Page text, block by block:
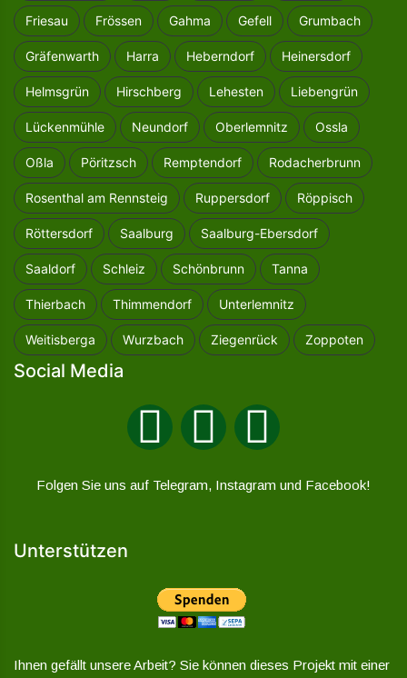
Friesau Frössen Gahma Gefell Grumbach
Gräfenwarth Harra Heberndorf Heinersdorf
Helmsgrün Hirschberg Lehesten Liebengrün
Lückenmühle Neundorf Oberlemnitz Ossla
Oßla Pöritzsch Remptendorf Rodacherbrunn
Rosenthal am Rennsteig Ruppersdorf Röppisch
Röttersdorf Saalburg Saalburg-Ebersdorf
Saaldorf Schleiz Schönbrunn Tanna
Thierbach Thimmendorf Unterlemnitz
Weitisberga Wurzbach Ziegenrück Zoppoten
Social Media
Folgen Sie uns auf Telegram, Instagram und Facebook!
Unterstützen
Ihnen gefällt unsere Arbeit? Sie können dieses Projekt mit einer